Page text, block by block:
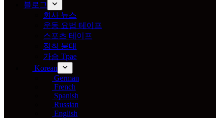
블로그
회사 뉴스
운동 요법 테이프
스포츠 테이프
점착 붕대
가슴 Tpae
Korean
German
French
Spanish
Russian
English